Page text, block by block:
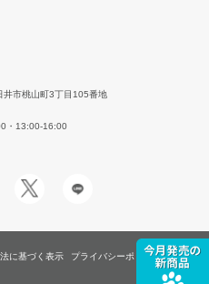
市桃山町3丁目105番地
・13:00-16:00
に基づく表示 プライバシーポリシー